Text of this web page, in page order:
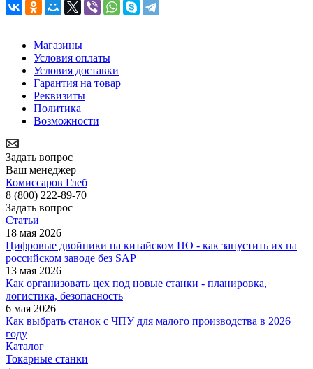
Магазины
Условия оплаты
Условия доставки
Гарантия на товар
Реквизиты
Политика
Возможности
Задать вопрос
Ваш менеджер
Комиссаров Глеб
8 (800) 222-89-70
Задать вопрос
Статьи
18 мая 2026
Цифровые двойники на китайском ПО - как запустить их на
российском заводе без SAP
13 мая 2026
Как организовать цех под новые станки - планировка,
логистика, безопасность
6 мая 2026
Как выбрать станок с ЧПУ для малого производства в 2026
году
Каталог
Токарные станки